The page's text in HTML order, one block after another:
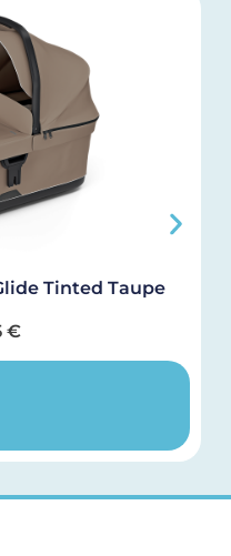
Tinted Taupe
€